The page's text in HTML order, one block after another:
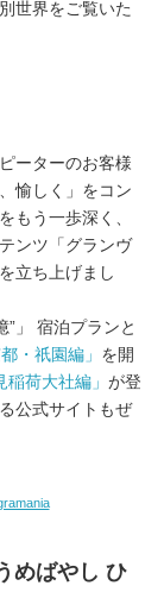
世界をご覧いた
ーターのお客様
愉しく」をコン
もう一歩深く、
ンツ「グランヴ
立ち上げまし
”」 宿泊プランと
都・祇園編」 を開
稲荷大社編」 が登
公式サイトもぜ
めばやし ひ